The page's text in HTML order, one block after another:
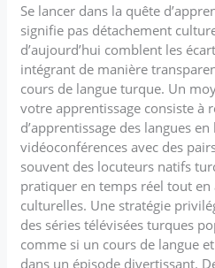
Se lancer dans la quête
signifie pas détachement
d’aujourd’hui comblent les
intégrant de manière
cours de langue turque. Un
votre apprentissage consiste à
d’apprentissage des langues
vidéoconférences avec des
souvent des locuteurs natifs
pratiquer en temps réel tout
culturelles. Une stratégie
des séries télévisées turques
comme si un cours de langue
dans un épisode divertissant.